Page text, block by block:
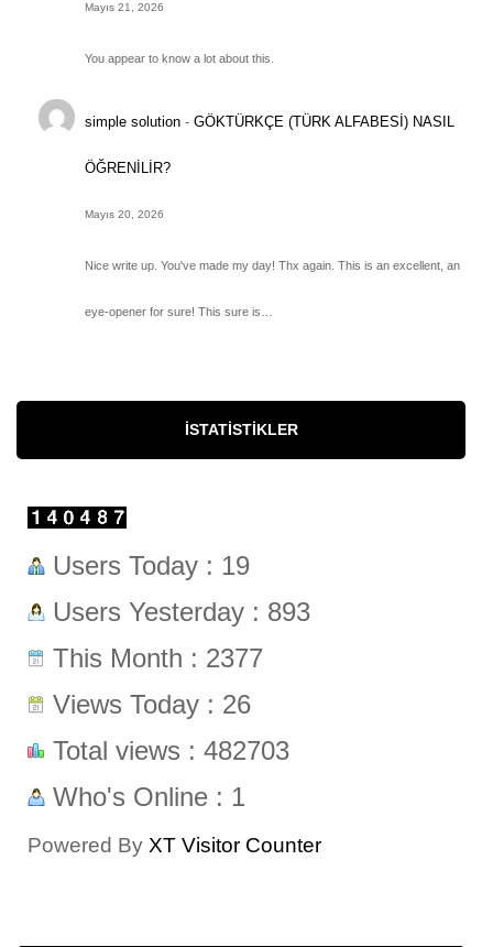
Mayıs 21, 2026
You appear to know a lot about this.
simple solution -GÖKTÜRKÇE (TÜRK ALFABESİ) NASIL
ÖĞRENİLİR?
Mayıs 20, 2026
Nice write up. You've made my day! Thx again. This is an excellent, an
eye-opener for sure! This sure is…
İSTATISTIKLER
Users Today : 19
Users Yesterday : 893
This Month : 2377
Views Today : 26
Total views : 482703
Who's Online : 1
Powered By XT Visitor Counter